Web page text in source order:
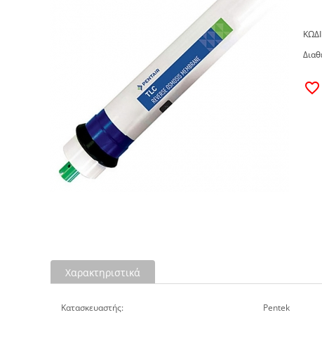
Χαρακτηριστικά
Κατασκευαστής: Pentek